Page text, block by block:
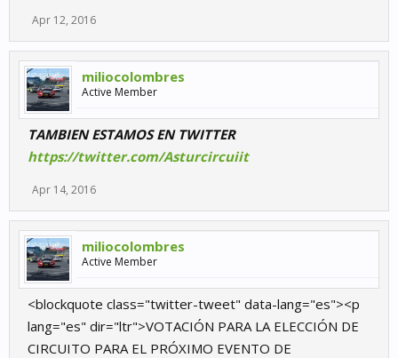
Apr 12, 2016
miliocolombres
Active Member
TAMBIEN ESTAMOS EN TWITTER
https://twitter.com/Asturcircuiit
Apr 14, 2016
miliocolombres
Active Member
<blockquote class="twitter-tweet" data-lang="es"><p
lang="es" dir="ltr">VOTACIÓN PARA LA ELECCIÓN DE
CIRCUITO PARA EL PRÓXIMO EVENTO DE